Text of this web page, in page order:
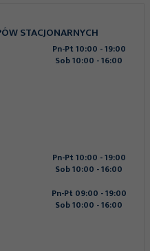
STACJONARNYCH
Pn-Pt 10:00 - 19:00
Sob 10:00 - 16:00
Pn-Pt 09:00 - 19:00
Sob 10:00 - 16:00
Pn-Pt 10:00 - 19:00
Sob 10:00 - 16:00